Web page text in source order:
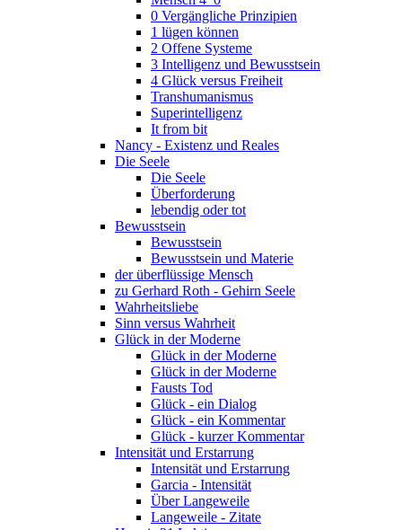
0 Vergängliche Prinzipien
1 lügen können
2 Offene Systeme
3 Intelligenz und Bewusstsein
4 Glück versus Freiheit
Transhumanismus
Superintelligenz
It from bit
Nancy - Existenz und Reales
Die Seele
Die Seele
Überforderung
lebendig oder tot
Bewusstsein
Bewusstsein
Bewusstsein und Materie
der überflüssige Mensch
zu Gerhard Roth - Gehirn Seele
Wahrheitsliebe
Sinn versus Wahrheit
Glück in der Moderne
Glück in der Moderne
Glück in der Moderne
Fausts Tod
Glück - ein Dialog
Glück - ein Kommentar
Glück - kurzer Kommentar
Intensität und Erstarrung
Intensität und Erstarrung
Garcia - Intensität
Über Langeweile
Langeweile - Zitate